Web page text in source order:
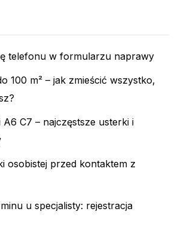
telefonu w formularzu naprawy
100 m² – jak zmieścić wszystko,
C7 – najczęstsze usterki i
osobistej przed kontaktem z
u specjalisty: rejestracja